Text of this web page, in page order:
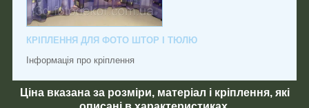
КРІПЛЕННЯ ДЛЯ ФОТО ШТОР І ТЮЛЮ
Інформація про кріплення
Ціна вказана за розміри, матеріал і кріплення, які